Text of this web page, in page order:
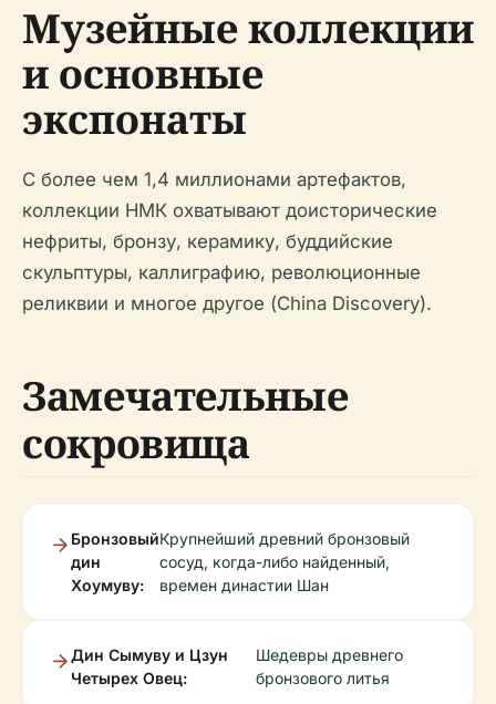
Музейные коллекции
и основные
экспонаты
С более чем 1,4 миллионами артефактов,
коллекции НМК охватывают доисторические
нефриты, бронзу, керамику, буддийские
скульптуры, каллиграфию, революционные
реликвии и многое другое (China Discovery).
Замечательные
сокровища
Бронзовый
дин
Хоумуву:
Крупнейший древний бронзовый
сосуд, когда-либо найденный,
времен династии Шан
Дин Сымуву и Цзун
Четырех Овец:
Шедевры древнего
бронзового литья